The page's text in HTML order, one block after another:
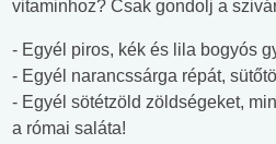
vitaminhoz? Csak gondolj a
- Egyél piros, kék és lila bogyós
- Egyél narancssárga répát,
- Egyél sötétzöld zöldségeket,
a római saláta!